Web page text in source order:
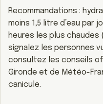
Recommandations :
moins 1,5 litre d’eau par
heures les plus chaudes
signalez les personnes
consultez les conseils
Gironde et de Météo-
canicule.